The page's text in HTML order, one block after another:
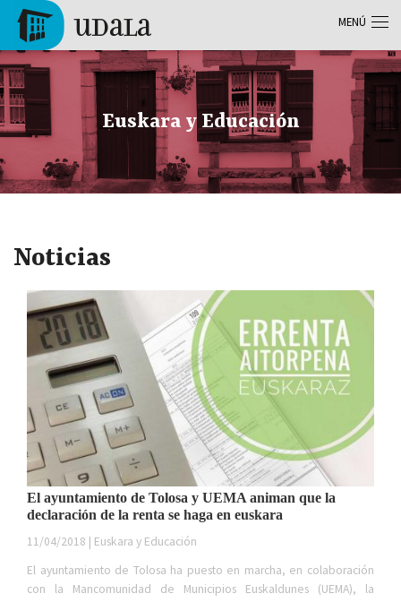
Pasar al contenido principal
Tolosa
Euskara y Educación
Noticias
El ayuntamiento de Tolosa y UEMA animan que la
declaración de la renta se haga en euskara
11/04/2018 | Euskara y Educación
El ayuntamiento de Tolosa ha puesto en marcha, en colaboración
con la Mancomunidad de Municipios Euskaldunes (UEMA), la
MENÚ